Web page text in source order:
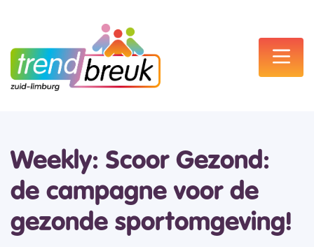
Weekly: Scoor Gezond:
de campagne voor de
gezonde sportomgeving!